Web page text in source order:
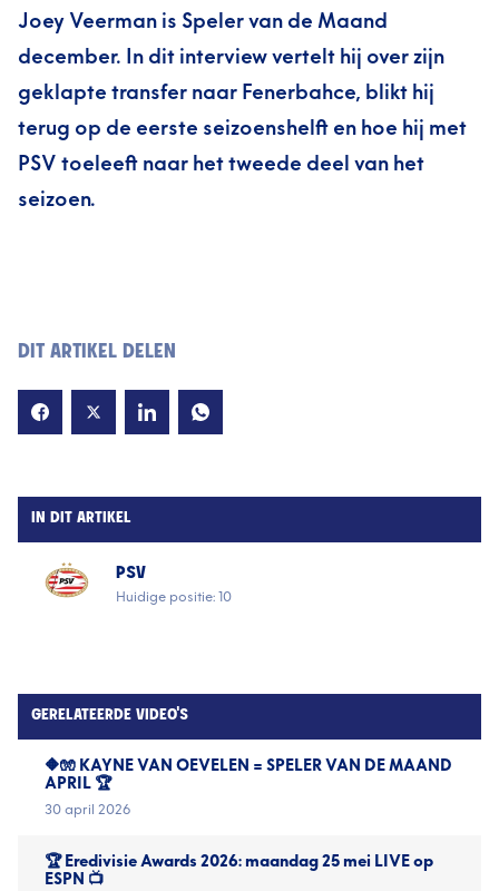
Joey Veerman is Speler van de Maand
december. In dit interview vertelt hij over zijn
geklapte transfer naar Fenerbahce, blikt hij
terug op de eerste seizoenshelft en hoe hij met
PSV toeleeft naar het tweede deel van het
seizoen.
DIT ARTIKEL DELEN
IN DIT ARTIKEL
PSV
Huidige positie: 10
GERELATEERDE VIDEO'S
🔶🧤 KAYNE VAN OEVELEN = SPELER VAN DE MAAND
APRIL 🏆
30 april 2026
🏆 Eredivisie Awards 2026: maandag 25 mei LIVE op
ESPN 📺